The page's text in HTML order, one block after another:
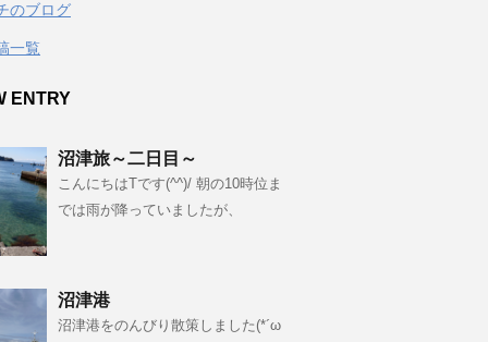
のブログ
一覧
ENTRY
沼津旅～二日目～
こんにちはTです(^^)/ 朝の10時位ま
では雨が降っていましたが、
沼津港
沼津港をのんびり散策しました(*´ω